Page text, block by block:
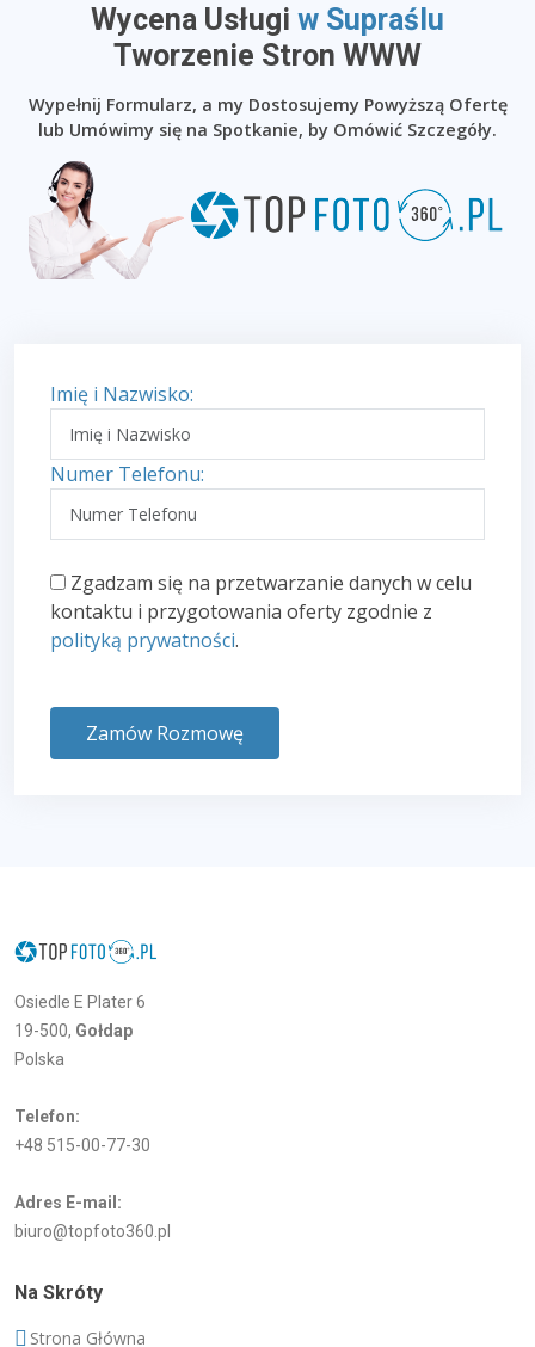
Wycena Usługi w Supraślu
​Tworzenie Stron WWW
Wypełnij Formularz, a my Dostosujemy Powyższą Ofertę
lub Umówimy się na Spotkanie, by Omówić Szczegóły.
Imię i Nazwisko:
Numer Telefonu:
Zgadzam się na przetwarzanie danych w celu
kontaktu i przygotowania oferty zgodnie z
polityką prywatności.
Zamów Rozmowę
Osiedle E Plater 6
19-500, Gołdap
Polska
Telefon:
+48 515-00-77-30
Adres E-mail:
biuro@topfoto360.pl
Na Skróty
Strona Główna